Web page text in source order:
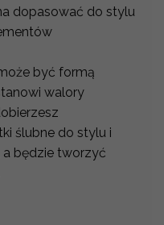
dopasować do stylu
być formą
walory
ślubne do stylu i
a będzie tworzyć